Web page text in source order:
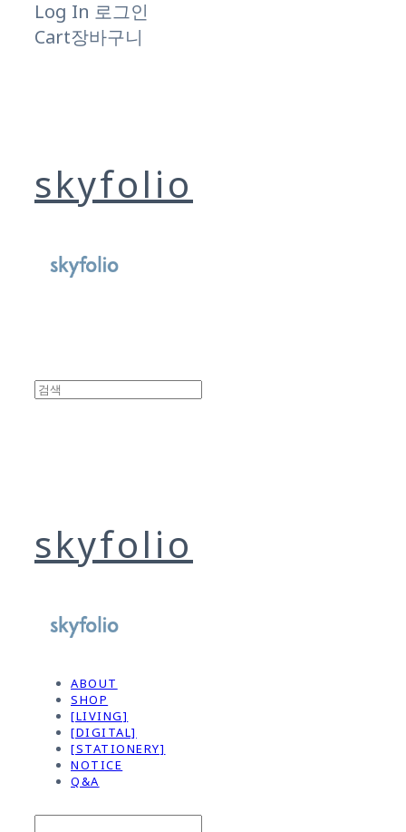
Log In 로그인
Cart장바구니
skyfolio
skyfolio
ABOUT
SHOP
[LIVING]
[DIGITAL]
[STATIONERY]
NOTICE
Q&A